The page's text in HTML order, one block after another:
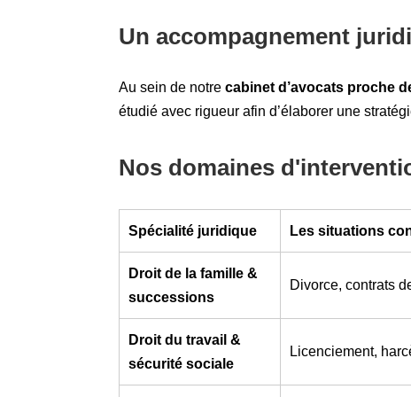
Un accompagnement
Au sein de notrecabinet d’avocats proche
étudié avec rigueur afin d’élaborer une
Nos domaines
Spécialité juridique Les situations
Droit de la famille &
successions
Divorce, contrats
Droit du travail &
sécurité sociale
Licenciement,